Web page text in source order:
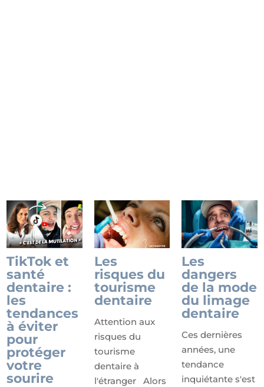
TikTok et
santé
dentaire :
les
tendances
à éviter
pour
protéger
votre
sourire
Les
risques du
tourisme
dentaire
Attention aux
risques du
tourisme
dentaire à
l'étranger Alors
Les
dangers
de la mode
du limage
dentaire
Ces dernières
années, une
tendance
inquiétante s'est